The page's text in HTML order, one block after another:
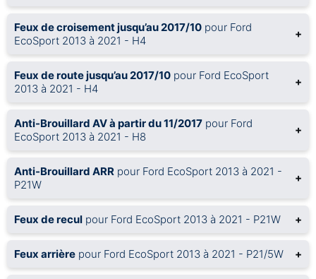
Feux de croisement jusqu’au 2017/10 pour Ford
EcoSport 2013 à 2021 - H4
+
Feux de route jusqu’au 2017/10 pour Ford EcoSport
2013 à 2021 - H4
+
Anti-Brouillard AV à partir du 11/2017 pour Ford
EcoSport 2013 à 2021 - H8
+
Anti-Brouillard ARR pour Ford EcoSport 2013 à 2021 -
P21W
+
Feux de recul pour Ford EcoSport 2013 à 2021 - P21W +
Feux arrière pour Ford EcoSport 2013 à 2021 - P21/5W +